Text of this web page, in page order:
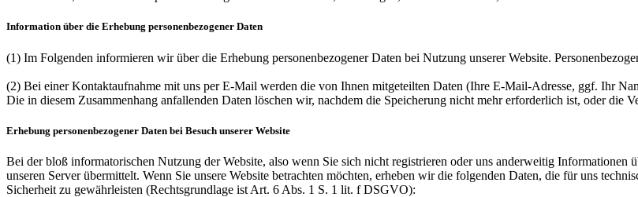
Information über die Erhebung personenbezogener Daten
(1) Im Folgenden informieren wir über die Erhebung personenbezogener Daten bei Nutzung unserer Website.
(2) Bei einer Kontaktaufnahme mit uns per E-Mail werden die von Ihnen mitgeteilten Daten (Ihre E-Mail-Adresse, ggf. Ihr
Die in diesem Zusammenhang anfallenden Daten löschen wir, nachdem die Speicherung nicht mehr erforderlich ist, oder die
Erhebung personenbezogener Daten bei Besuch unserer Website
Bei der bloß informatorischen Nutzung der Website, also wenn Sie sich nicht registrieren oder uns anderweitig Informationen
unseren Server übermittelt. Wenn Sie unsere Website betrachten möchten, erheben wir die folgenden Daten, die für uns
Sicherheit zu gewährleisten (Rechtsgrundlage ist Art. 6 Abs. 1 S. 1 lit. f DSGVO):